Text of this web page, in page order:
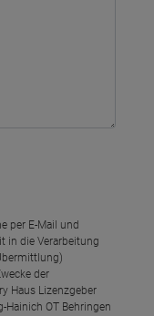
per E-Mail und
in die Verarbeitung
der
Haus Lizenzgeber
Hainich OT Behringen